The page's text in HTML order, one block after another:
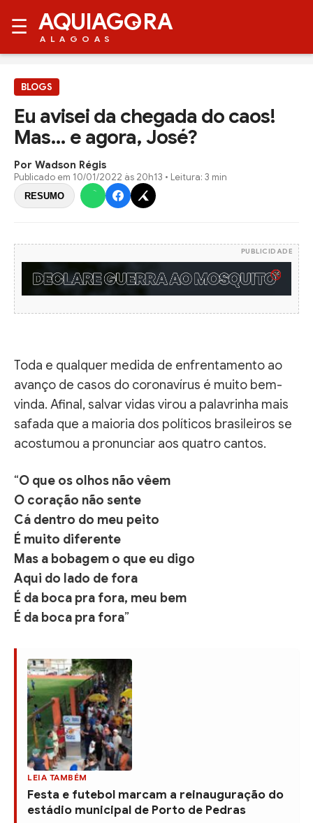
☰ AQUIAG RA
ALAGOAS
BLOGS
Eu avisei da chegada do caos!
Mas… e agora, José?
Por Wadson Régis
Publicado em 10/01/2022 às 20h13 • Leitura: 3 min
RESUMO
PUBLICIDADE
Toda e qualquer medida de enfrentamento ao
avanço de casos do coronavírus é muito bem-
vinda. Afinal, salvar vidas virou a palavrinha mais
safada que a maioria dos políticos brasileiros se
acostumou a pronunciar aos quatro cantos.
“O que os olhos não vêem
O coração não sente
Cá dentro do meu peito
É muito diferente
Mas a bobagem o que eu digo
Aqui do lado de fora
É da boca pra fora, meu bem
É da boca pra fora”
LEIA TAMBÉM
Festa e futebol marcam a reinauguração do
estádio municipal de Porto de Pedras